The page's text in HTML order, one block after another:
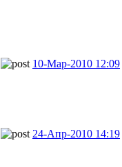
10-Мар-2010 12:09
24-Апр-2010 14:19